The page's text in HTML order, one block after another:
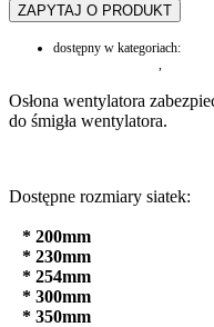
ZAPYTAJ O PRODUKT
dostępny w kategoriach:
Osłona wentylatora
do śmigła wentylatora.
Dostępne rozmiary siatek:
* 200mm
* 230mm
* 254mm
* 300mm
* 350mm